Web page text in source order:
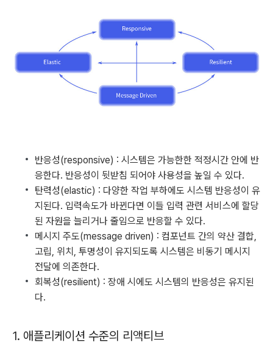
반응성(responsive) : 시스템은 가능한한 적정시간 안에 반
응한다. 반응성이 뒷받침 되어야 사용성을 높일 수 있다.
탄력성(elastic) : 다양한 작업 부하에도 시스템 반응성이 유
지된다. 입력속도가 바뀐다면 이들 입력 관련 서비스에 할당
된 자원을 늘리거나 줄임으로 반응할 수 있다.
메시지 주도(message driven) : 컴포넌트 간의 약산 결합,
고립, 위치, 투명성이 유지되도록 시스템은 비동기 메시지
전달에 의존한다.
회복성(resilient) : 장애 시에도 시스템의 반응성은 유지된
다.
1. 애플리케이션 수준의 리액티브